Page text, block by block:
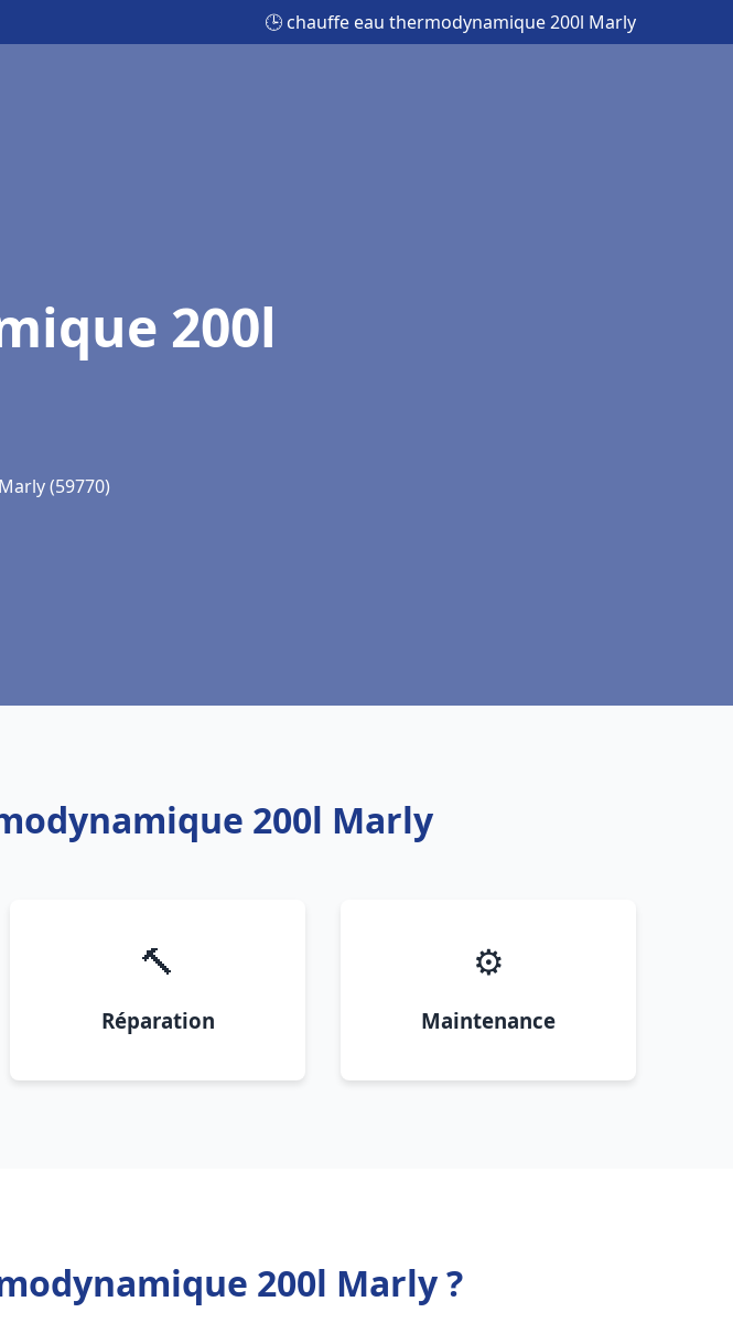
🕒 chauffe eau thermodynamique 200l Marly
200l
(59770)
200l Marly
🔨
Réparation
⚙️
Maintenance
200l Marly ?